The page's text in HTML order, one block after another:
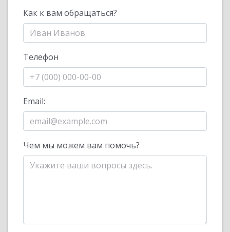
Как к вам обращаться?
Телефон
Email:
Чем мы можем вам помочь?